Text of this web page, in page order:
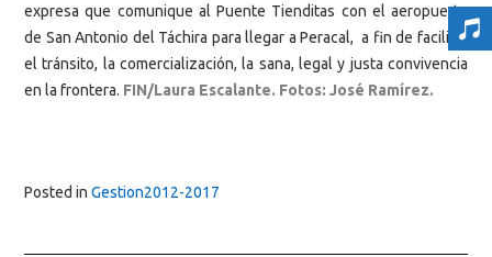
expresa que comunique al Puente Tienditas con el aeropuerto
de San Antonio del Táchira para llegar a Peracal, a fin de facilitar
el tránsito, la comercialización, la sana, legal y justa convivencia
en la frontera. FIN/Laura Escalante. Fotos: José Ramírez.
Posted in Gestion2012-2017